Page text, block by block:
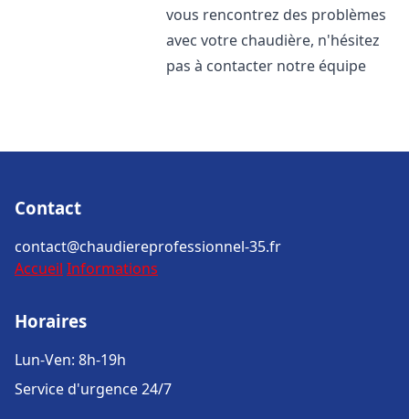
vous rencontrez des problèmes
avec votre chaudière, n'hésitez
pas à contacter notre équipe
Contact
contact@chaudiereprofessionnel-35.fr
Accueil Informations
Horaires
Lun-Ven: 8h-19h
Service d'urgence 24/7